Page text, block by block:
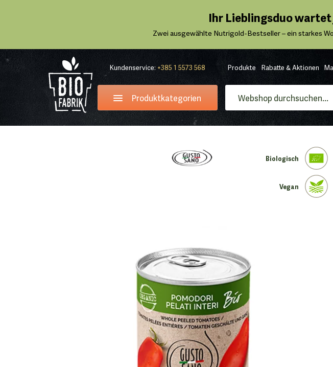
Ihr Lieblingsduo
Zwei ausgewählte Nutrigold-Bestseller – ein starkes
Kundenservice: +385 1 5573 568
Produktkategorien
Produkte Rabatte & Aktionen
Biologisch
Vegan